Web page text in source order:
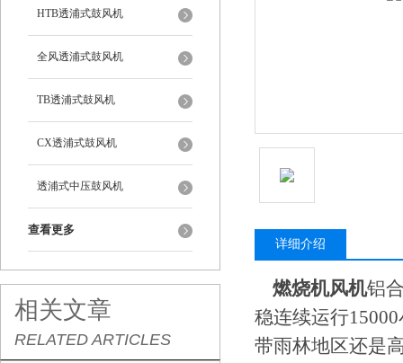
HTB透浦式鼓风机
全风透浦式鼓风机
TB透浦式鼓风机
CX透浦式鼓风机
透浦式中压鼓风机
查看更多
相关文章
RELATED ARTICLES
详细介绍
燃烧机风机铝
稳连续运行
带雨林地区还是